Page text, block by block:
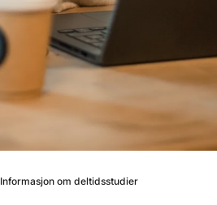
Informasjon om deltidsstudier